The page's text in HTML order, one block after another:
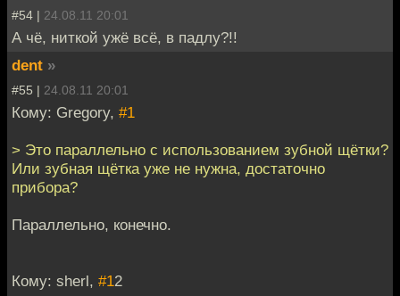
#54 | 24.08.11 20:01
А чё, ниткой ужё всё, в падлу?!!
dent »
#55 | 24.08.11 20:01
Кому: Gregory, #1
> Это параллельно с использованием зубной щётки?
Или зубная щётка уже не нужна, достаточно
прибора?
Параллельно, конечно.
Кому: sherl, #12